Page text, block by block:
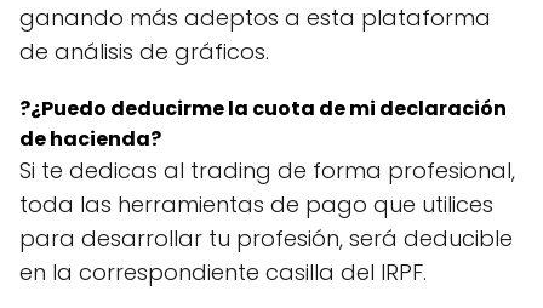
ganando más adeptos a esta plataforma
de análisis de gráficos.
?¿Puedo deducirme la cuota de mi declaración
de hacienda?
Si te dedicas al trading de forma profesional,
toda las herramientas de pago que utilices
para desarrollar tu profesión, será deducible
en la correspondiente casilla del IRPF.